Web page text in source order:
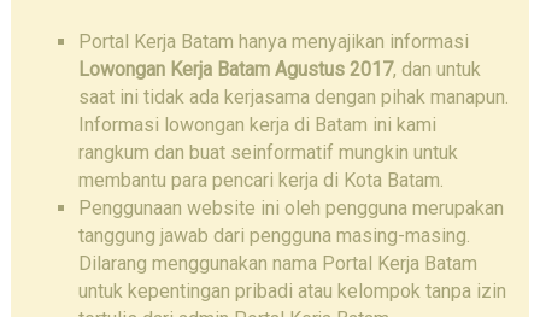
Portal Kerja Batam hanya menyajikan informasi
Lowongan Kerja Batam Agustus 2017, dan untuk
saat ini tidak ada kerjasama dengan pihak manapun.
Informasi lowongan kerja di Batam ini kami
rangkum dan buat seinformatif mungkin untuk
membantu para pencari kerja di Kota Batam.
Penggunaan website ini oleh pengguna merupakan
tanggung jawab dari pengguna masing-masing.
Dilarang menggunakan nama Portal Kerja Batam
untuk kepentingan pribadi atau kelompok tanpa izin